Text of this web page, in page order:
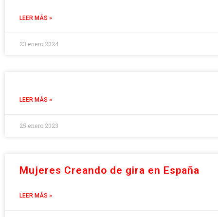
LEER MÁS »
23 enero 2024
LEER MÁS »
25 enero 2023
Mujeres Creando de gira en España
LEER MÁS »